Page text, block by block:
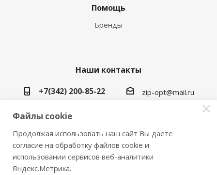
Помощь
Бренды
Наши контакты
+7(342) 200-85-22
zip-opt@mail.ru
г. Пермь, ул. Васильева, 5в
2026 © Замки инструмент плюс
Файлы cookie
Продолжая использовать наш сайт Вы даете
согласие на обработку файлов cookie и
использовании сервисов веб-аналитики
Яндекс.Метрика.